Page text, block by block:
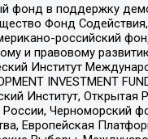
фонд в поддержку
Фонд
российский
и правовому
Институт
INVESTMENT
Институт, Открытая
Черноморский
Европейская